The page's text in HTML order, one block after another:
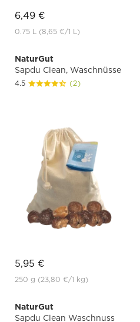
6,49 €
0.75 L (8,65 €/1 L)
NaturGut
Sapdu Clean, Waschnüsse
4.5 (2)
5,95 €
250 g (23,80 €/1 kg)
NaturGut
Sapdu Clean Waschnuss